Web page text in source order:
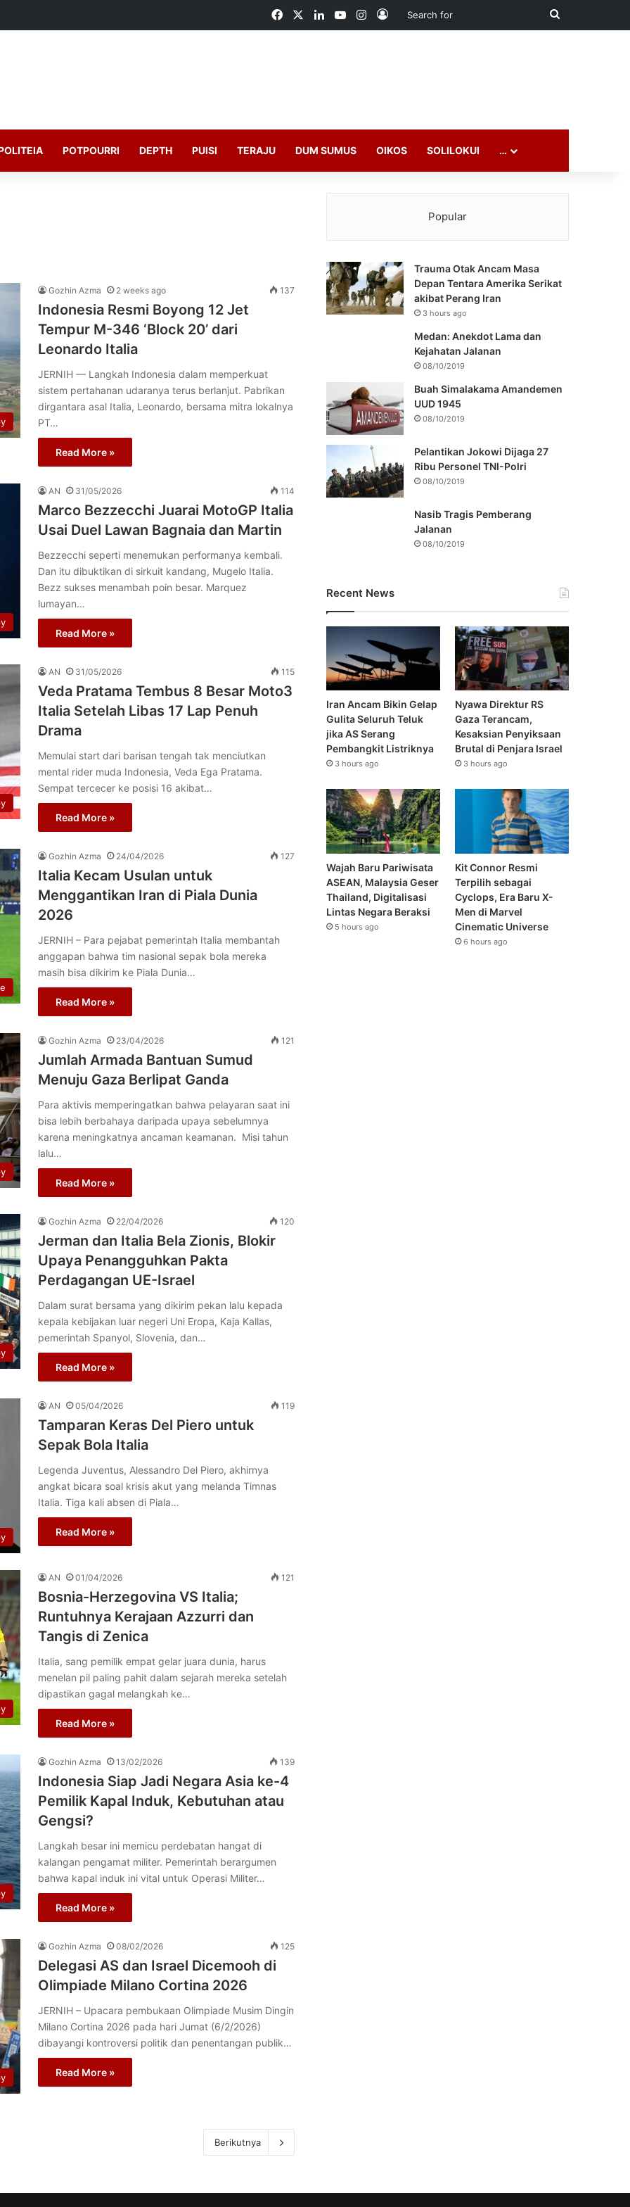
FacebookLinkedInYouTubeInstagram
Log In
Search
POTPOURRI DEPTH PUISI TERAJU DUM SUMUS OIKOS SOLILOKUI …
Gozhin Azma 2 weeks ago 137
Indonesia Resmi Boyong 12 Jet
Tempur M-346 ‘Block 20’ dari
Leonardo Italia
JERNIH — Langkah Indonesia dalam memperkuat
sistem pertahanan udaranya terus berlanjut. Pabrikan
dirgantara asal Italia, Leonardo, bersama mitra lokalnya
PT…
Read More »
AN 31/05/2026 114
Marco Bezzecchi Juarai MotoGP Italia
Usai Duel Lawan Bagnaia dan Martin
Bezzecchi seperti menemukan performanya kembali.
Dan itu dibuktikan di sirkuit kandang, Mugelo Italia.
Bezz sukses menambah poin besar. Marquez
lumayan…
Read More »
AN 31/05/2026 115
Veda Pratama Tembus 8 Besar Moto3
Italia Setelah Libas 17 Lap Penuh
Drama
Memulai start dari barisan tengah tak menciutkan
mental rider muda Indonesia, Veda Ega Pratama.
Sempat tercecer ke posisi 16 akibat…
Read More »
Gozhin Azma 24/04/2026 127
Italia Kecam Usulan untuk
Menggantikan Iran di Piala Dunia
2026
JERNIH – Para pejabat pemerintah Italia membantah
anggapan bahwa tim nasional sepak bola mereka
masih bisa dikirim ke Piala Dunia…
Read More »
Gozhin Azma 23/04/2026 121
Jumlah Armada Bantuan Sumud
Menuju Gaza Berlipat Ganda
Para aktivis memperingatkan bahwa pelayaran saat ini
bisa lebih berbahaya daripada upaya sebelumnya
karena meningkatnya ancaman keamanan. Misi tahun
lalu…
Read More »
Gozhin Azma 22/04/2026 120
Jerman dan Italia Bela Zionis, Blokir
Upaya Penangguhkan Pakta
Perdagangan UE-Israel
Dalam surat bersama yang dikirim pekan lalu kepada
kepala kebijakan luar negeri Uni Eropa, Kaja Kallas,
pemerintah Spanyol, Slovenia, dan…
Read More »
AN 05/04/2026 119
Tamparan Keras Del Piero untuk
Sepak Bola Italia
Legenda Juventus, Alessandro Del Piero, akhirnya
angkat bicara soal krisis akut yang melanda Timnas
Italia. Tiga kali absen di Piala…
Read More »
AN 01/04/2026 121
Bosnia-Herzegovina VS Italia;
Runtuhnya Kerajaan Azzurri dan
Tangis di Zenica
Italia, sang pemilik empat gelar juara dunia, harus
menelan pil paling pahit dalam sejarah mereka setelah
dipastikan gagal melangkah ke…
Read More »
Gozhin Azma 13/02/2026 139
Indonesia Siap Jadi Negara Asia ke-4
Pemilik Kapal Induk, Kebutuhan atau
Gengsi?
Langkah besar ini memicu perdebatan hangat di
kalangan pengamat militer. Pemerintah berargumen
bahwa kapal induk ini vital untuk Operasi Militer…
Read More »
Gozhin Azma 08/02/2026 125
Delegasi AS dan Israel Dicemooh di
Olimpiade Milano Cortina 2026
JERNIH – Upacara pembukaan Olimpiade Musim Dingin
Milano Cortina 2026 pada hari Jumat (6/2/2026)
dibayangi kontroversi politik dan penentangan publik…
Read More »
Berikutnya
Popular
Trauma Otak Ancam Masa
Depan Tentara Amerika Serikat
akibat Perang Iran
3 hours ago
Medan: Anekdot Lama dan
Kejahatan Jalanan
08/10/2019
Buah Simalakama Amandemen
UUD 1945
08/10/2019
Pelantikan Jokowi Dijaga 27
Ribu Personel TNI-Polri
08/10/2019
Nasib Tragis Pemberang
Jalanan
08/10/2019
Recent News
Iran Ancam Bikin Gelap
Gulita Seluruh Teluk
jika AS Serang
Pembangkit Listriknya
3 hours ago
Nyawa Direktur RS
Gaza Terancam,
Kesaksian Penyiksaan
Brutal di Penjara Israel
3 hours ago
Wajah Baru Pariwisata
ASEAN, Malaysia Geser
Thailand, Digitalisasi
Lintas Negara Beraksi
5 hours ago
Kit Connor Resmi
Terpilih sebagai
Cyclops, Era Baru X-
Men di Marvel
Cinematic Universe
6 hours ago